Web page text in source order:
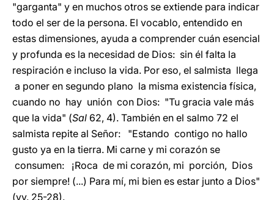
"garganta" y en muchos otros se extiende para indicar
todo el ser de la persona. El vocablo, entendido en
estas dimensiones, ayuda a comprender cuán esencial
y profunda es la necesidad de Dios: sin él falta la
respiración e incluso la vida. Por eso, el salmista llega
a poner en segundo plano la misma existencia física,
cuando no hay unión con Dios: "Tu gracia vale más
que la vida" (Sal 62, 4). También en el salmo 72 el
salmista repite al Señor: "Estando contigo no hallo
gusto ya en la tierra. Mi carne y mi corazón se
consumen: ¡Roca de mi corazón, mi porción, Dios
por siempre! (...) Para mí, mi bien es estar junto a Dios"
(vv. 25-28).